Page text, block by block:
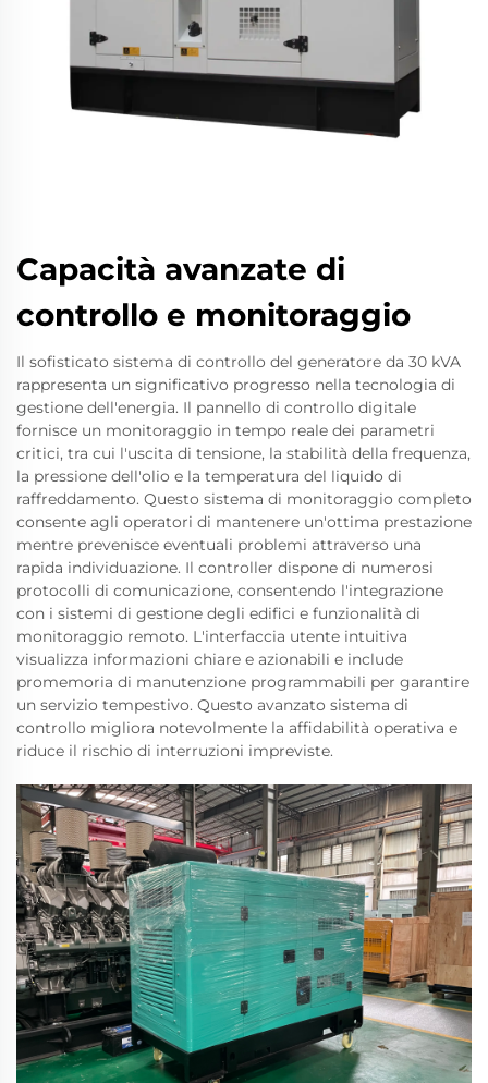
Capacità avanzate di
controllo e monitoraggio
Il sofisticato sistema di controllo del generatore da 30 kVA
rappresenta un significativo progresso nella tecnologia di
gestione dell'energia. Il pannello di controllo digitale
fornisce un monitoraggio in tempo reale dei parametri
critici, tra cui l'uscita di tensione, la stabilità della frequenza,
la pressione dell'olio e la temperatura del liquido di
raffreddamento. Questo sistema di monitoraggio completo
consente agli operatori di mantenere un'ottima prestazione
mentre prevenisce eventuali problemi attraverso una
rapida individuazione. Il controller dispone di numerosi
protocolli di comunicazione, consentendo l'integrazione
con i sistemi di gestione degli edifici e funzionalità di
monitoraggio remoto. L'interfaccia utente intuitiva
visualizza informazioni chiare e azionabili e include
promemoria di manutenzione programmabili per garantire
un servizio tempestivo. Questo avanzato sistema di
controllo migliora notevolmente la affidabilità operativa e
riduce il rischio di interruzioni impreviste.